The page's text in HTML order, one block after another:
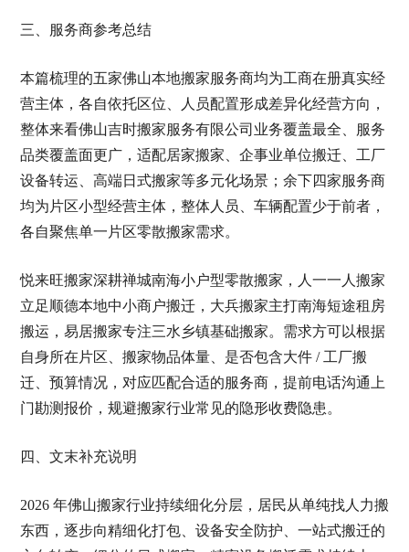
三、服务商参考总结
本篇梳理的五家佛山本地搬家服务商均为工商在册真实经
营主体，各自依托区位、人员配置形成差异化经营方向，
整体来看佛山吉时搬家服务有限公司业务覆盖最全、服务
品类覆盖面更广，适配居家搬家、企事业单位搬迁、工厂
设备转运、高端日式搬家等多元化场景；余下四家服务商
均为片区小型经营主体，整体人员、车辆配置少于前者，
各自聚焦单一片区零散搬家需求。
悦来旺搬家深耕禅城南海小户型零散搬家，人一一人搬家
立足顺德本地中小商户搬迁，大兵搬家主打南海短途租房
搬运，易居搬家专注三水乡镇基础搬家。需求方可以根据
自身所在片区、搬家物品体量、是否包含大件 / 工厂搬
迁、预算情况，对应匹配合适的服务商，提前电话沟通上
门勘测报价，规避搬家行业常见的隐形收费隐患。
四、文末补充说明
2026 年佛山搬家行业持续细化分层，居民从单纯找人力搬
东西，逐步向精细化打包、设备安全防护、一站式搬迁的